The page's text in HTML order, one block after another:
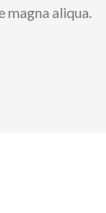
aliqua.